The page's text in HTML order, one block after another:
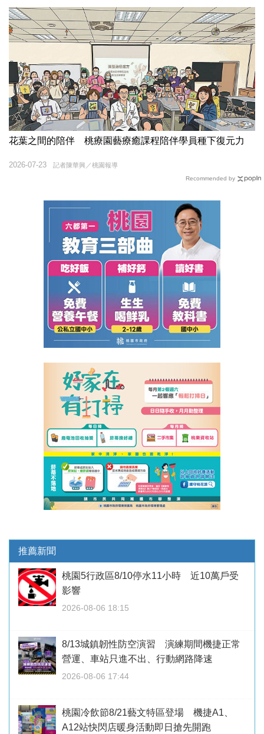
花葉之間的陪伴 桃療園藝療癒課程陪伴學員種下復元力
記者陳華興／桃園報導
2026-07-23
Recommended by
推薦新聞
桃園5行政區8/10停水11小時 近10萬戶受
影響
2026-08-06 18:15
8/13城鎮韌性防空演習 演練期間機捷正常
營運、車站只進不出、行動網路降速
2026-08-06 17:44
桃園冷飲節8/21藝文特區登場 機捷A1、
A12站快閃店暖身活動即日搶先開跑